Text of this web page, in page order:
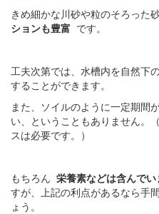
きめ細かな川砂や粒のそろった
ションも豊富 です。
工夫次第では、水槽内を自然下
することができます。
また、ソイルのように一定期間
い、ということもありません。
スは必要です。）
もちろん 栄養素などは含んで
すが、上記の利点があるなら手
ょう。